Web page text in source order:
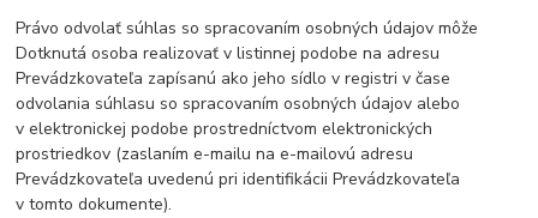
Právo odvolať súhlas so spracovaním osobných údajov môže
Dotknutá osoba realizovať v listinnej podobe na adresu
Prevádzkovateľa zapísanú ako jeho sídlo v registri v čase
odvolania súhlasu so spracovaním osobných údajov alebo
v elektronickej podobe prostredníctvom elektronických
prostriedkov (zaslaním e-mailu na e-mailovú adresu
Prevádzkovateľa uvedenú pri identifikácii Prevádzkovateľa
v tomto dokumente).